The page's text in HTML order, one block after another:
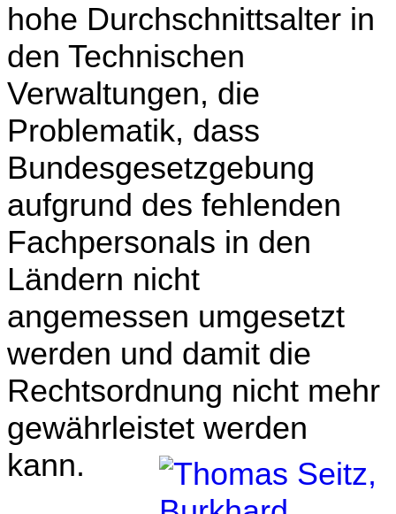
hohe Durchschnittsalter in
den Technischen
Verwaltungen, die
Problematik, dass
Bundesgesetzgebung
aufgrund des fehlenden
Fachpersonals in den
Ländern nicht
angemessen umgesetzt
werden und damit die
Rechtsordnung nicht mehr
gewährleistet werden
kann.